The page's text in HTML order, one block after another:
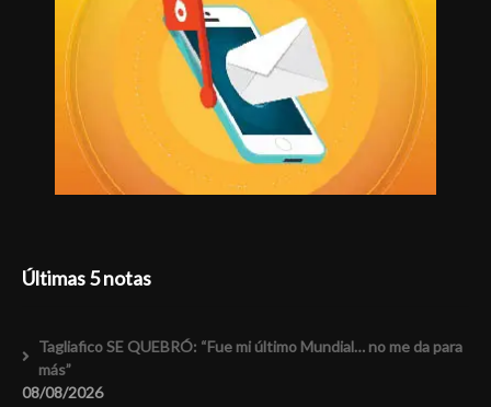
Últimas 5 notas
Tagliafico SE QUEBRÓ: “Fue mi último Mundial… no me da para
más”
08/08/2026